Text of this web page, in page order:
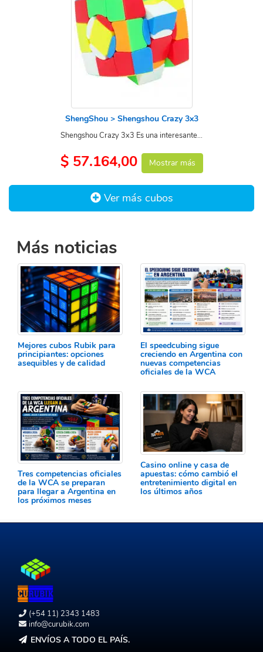
ShengShou > Shengshou Crazy 3x3
Shengshou Crazy 3x3 Es una interesante...
$ 57.164,00 Mostrar más
Ver más cubos
Más noticias
Mejores cubos Rubik para
principiantes: opciones
asequibles y de calidad
El speedcubing sigue
creciendo en Argentina con
nuevas competencias
oficiales de la WCA
Tres competencias oficiales
de la WCA se preparan
para llegar a Argentina en
los próximos meses
Casino online y casa de
apuestas: cómo cambió el
entretenimiento digital en
los últimos años
(+54 11) 2343 1483
info@curubik.com
ENVÍOS A TODO EL PAÍS.